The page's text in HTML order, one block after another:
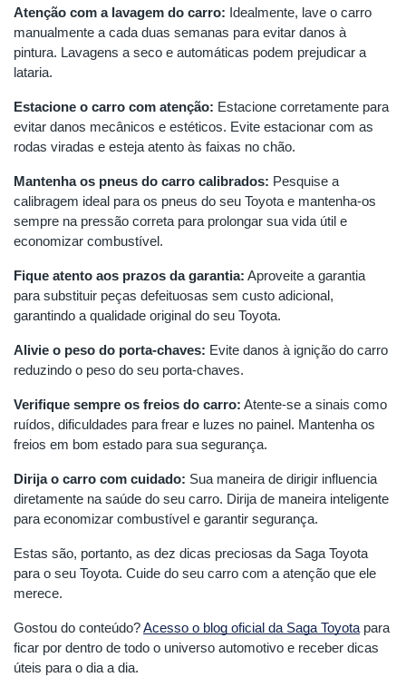
Atenção com a lavagem do carro: Idealmente, lave o carro
manualmente a cada duas semanas para evitar danos à
pintura. Lavagens a seco e automáticas podem prejudicar a
lataria.
Estacione o carro com atenção: Estacione corretamente para
evitar danos mecânicos e estéticos. Evite estacionar com as
rodas viradas e esteja atento às faixas no chão.
Mantenha os pneus do carro calibrados: Pesquise a
calibragem ideal para os pneus do seu Toyota e mantenha-os
sempre na pressão correta para prolongar sua vida útil e
economizar combustível.
Fique atento aos prazos da garantia: Aproveite a garantia
para substituir peças defeituosas sem custo adicional,
garantindo a qualidade original do seu Toyota.
Alivie o peso do porta-chaves: Evite danos à ignição do carro
reduzindo o peso do seu porta-chaves.
Verifique sempre os freios do carro: Atente-se a sinais como
ruídos, dificuldades para frear e luzes no painel. Mantenha os
freios em bom estado para sua segurança.
Dirija o carro com cuidado: Sua maneira de dirigir influencia
diretamente na saúde do seu carro. Dirija de maneira inteligente
para economizar combustível e garantir segurança.
Estas são, portanto, as dez dicas preciosas da Saga Toyota
para o seu Toyota. Cuide do seu carro com a atenção que ele
merece.
Gostou do conteúdo?Acesso o blog oficial da Saga Toyota para
ficar por dentro de todo o universo automotivo e receber dicas
úteis para o dia a dia.